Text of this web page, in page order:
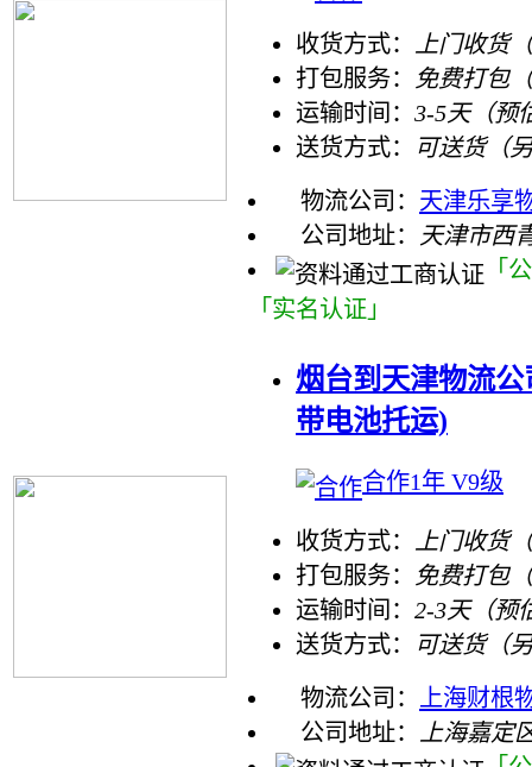
收货方式：
上门收货
打包服务：
免费打包
运输时间： 3-5天（预
送货方式：
可送货（
物流公司： 天津乐享
公司地址：
天津市西
「
「实名认证」
烟台到天津物流
带电池托运)
合作1年 V9级
收货方式：
上门收货
打包服务：
免费打包
运输时间： 2-3天（预
送货方式：
可送货（
物流公司：
上海财根
公司地址：
上海嘉定